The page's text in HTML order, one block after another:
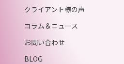
クライアント様の声
コラム＆ニュース
お問い合わせ
BLOG